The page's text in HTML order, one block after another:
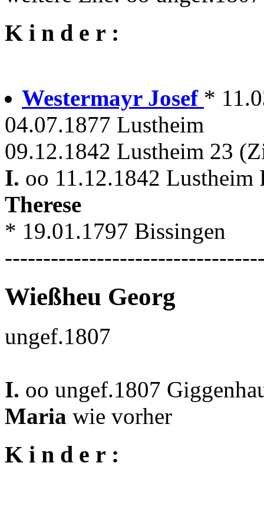
K i n d e r :
Westermayr Josef *
04.07.1877 Lustheim
09.12.1842 Lustheim 23
I. oo 11.12.1842
Therese
* 19.01.1797 Bissingen
Wießheu Georg
ungef.1807
I. oo ungef.1807
Maria wie vorher
K i n d e r :